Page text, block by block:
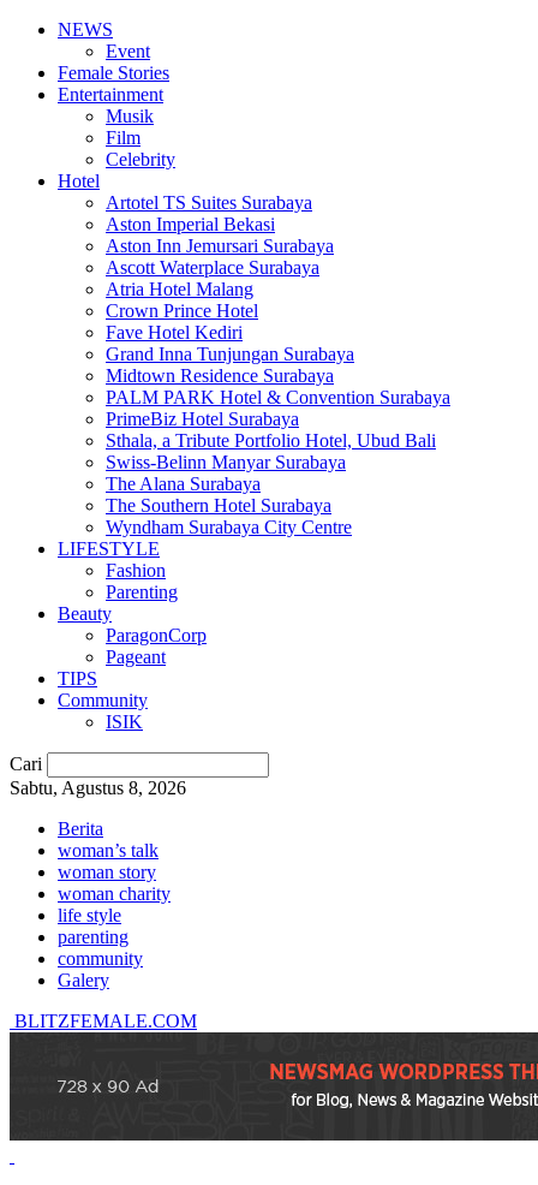
NEWS
Event
Female Stories
Entertainment
Musik
Film
Celebrity
Hotel
Artotel TS Suites Surabaya
Aston Imperial Bekasi
Aston Inn Jemursari Surabaya
Ascott Waterplace Surabaya
Atria Hotel Malang
Crown Prince Hotel
Fave Hotel Kediri
Grand Inna Tunjungan Surabaya
Midtown Residence Surabaya
PALM PARK Hotel & Convention Surabaya
PrimeBiz Hotel Surabaya
Sthala, a Tribute Portfolio Hotel, Ubud Bali
Swiss-Belinn Manyar Surabaya
The Alana Surabaya
The Southern Hotel Surabaya
Wyndham Surabaya City Centre
LIFESTYLE
Fashion
Parenting
Beauty
ParagonCorp
Pageant
TIPS
Community
ISIK
Cari
Sabtu, Agustus 8, 2026
Berita
woman’s talk
woman story
woman charity
life style
parenting
community
Galery
BLITZFEMALE.COM